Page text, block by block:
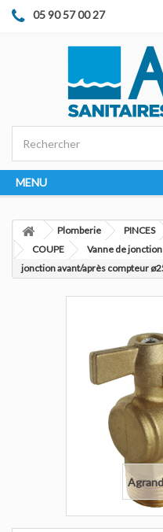
05 90 57 00 27
MENU
Plomberie PINCES
COUPE
Vanne de jonction
jonction avant/après compteur